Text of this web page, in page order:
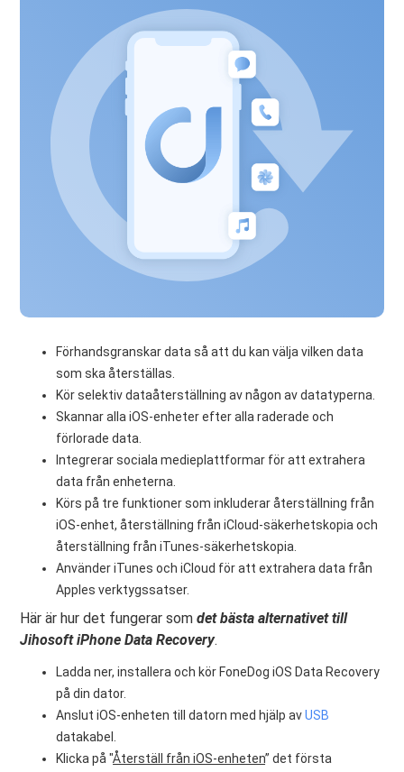
Förhandsgranskar data så att du kan välja vilken data
som ska återställas.
Kör selektiv dataåterställning av någon av datatyperna.
Skannar alla iOS-enheter efter alla raderade och
förlorade data.
Integrerar sociala medieplattformar för att extrahera
data från enheterna.
Körs på tre funktioner som inkluderar återställning från
iOS-enhet, återställning från iCloud-säkerhetskopia och
återställning från iTunes-säkerhetskopia.
Använder iTunes och iCloud för att extrahera data från
Apples verktygssatser.
Här är hur det fungerar somdet bästa alternativet till
Jihosoft iPhone Data Recovery.
Ladda ner, installera och kör FoneDog iOS Data Recovery
på din dator.
Anslut iOS-enheten till datorn med hjälp avUSB
datakabel.
Klicka på "Återställ från iOS-enheten” det första